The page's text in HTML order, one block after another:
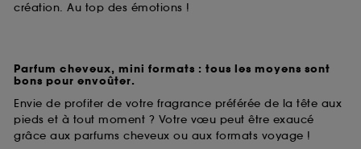
création. Au top des émotions !
Parfum cheveux, mini formats : tous les moyens sont
bons pour envoûter.
Envie de profiter de votre fragrance préférée de la tête aux
pieds et à tout moment ? Votre vœu peut être exaucé
grâce aux parfums cheveux ou aux formats voyage !